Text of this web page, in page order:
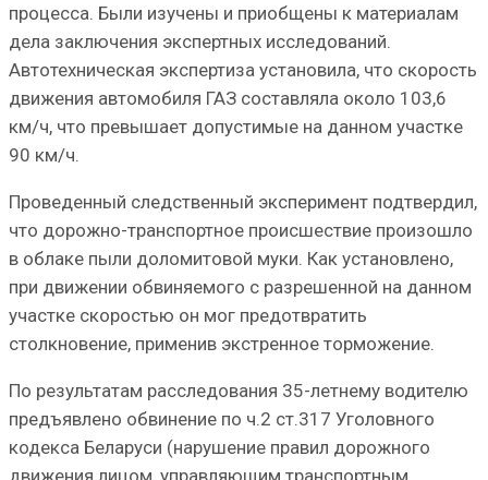
процесса. Были изучены и приобщены к материалам
дела заключения экспертных исследований.
Автотехническая экспертиза установила, что скорость
движения автомобиля ГАЗ составляла около 103,6
км/ч, что превышает допустимые на данном участке
90 км/ч.
Проведенный следственный эксперимент подтвердил,
что дорожно-транспортное происшествие произошло
в облаке пыли доломитовой муки. Как установлено,
при движении обвиняемого с разрешенной на данном
участке скоростью он мог предотвратить
столкновение, применив экстренное торможение.
По результатам расследования 35-летнему водителю
предъявлено обвинение по ч.2 ст.317 Уголовного
кодекса Беларуси (нарушение правил дорожного
движения лицом, управляющим транспортным